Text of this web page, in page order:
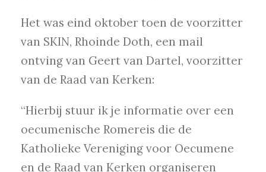
Het was eind oktober toen de voorzitter
van SKIN, Rhoinde Doth, een mail
ontving van Geert van Dartel, voorzitter
van de Raad van Kerken:
“Hierbij stuur ik je informatie over een
oecumenische Romereis die de
Katholieke Vereniging voor Oecumene
en de Raad van Kerken organiseren